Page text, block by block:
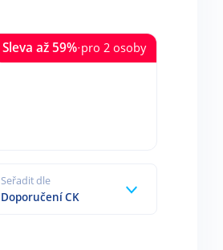
Sleva až59%·pro 2 osoby
Seřadit dle
Doporučení CK